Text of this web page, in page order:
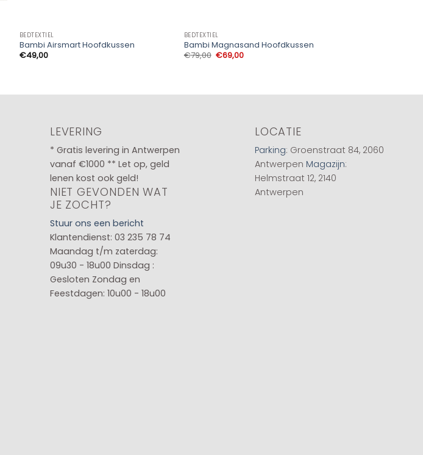
BEDTEXTIEL
Bambi Airsmart Hoofdkussen
€49,00
BEDTEXTIEL
Bambi Magnasand Hoofdkussen
€79,00 Oorspronkelijke
€69,00Huidige
LEVERING
* Gratis levering in Antwerpen
vanaf €1000 ** Let op, geld
lenen kost ook geld!
NIET GEVONDEN WAT
JE ZOCHT?
Stuur ons een bericht
Klantendienst: 03 235 78 74
Maandag t/m zaterdag:
09u30 - 18u00 Dinsdag :
Gesloten Zondag en
Feestdagen: 10u00 - 18u00
LOCATIE
Parking: Groenstraat 84, 2060
Antwerpen Magazijn:
Helmstraat 12, 2140
Antwerpen